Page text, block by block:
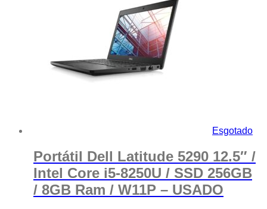
Esgotado
Portátil Dell Latitude 5290 12.5″ /
Intel Core i5-8250U / SSD 256GB
/ 8GB Ram / W11P – USADO